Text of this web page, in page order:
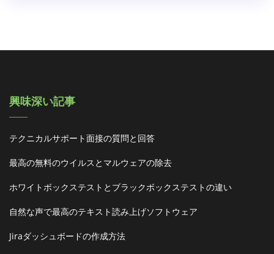
興味深い記事
テクニカルサポート面接の質問と回答
最高の無料のウイルスとマルウェアの除去
ホワイトボックステストとブラックボックステストの違い
自然な声で最高のテキスト読み上げソフトウェア
Jiraダッシュボードの作成方法